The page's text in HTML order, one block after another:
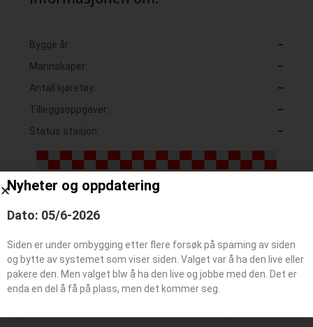
Bygge år:
–
Mannskaper:
–
Antall kjøretøy:
–
Tilleggsoppgaver:
–
Status stasjon:
–
Beredskaps kjøretøy
Nyheter og oppdatering
Dato: 05/6-2026
Siden er under ombygging etter flere forsøk på spaming av siden
og bytte av systemet som viser siden. Valget var å ha den live eller
pakere den. Men valget blw å ha den live og jobbe med den. Det er
enda en del å få på plass, men det kommer seg.